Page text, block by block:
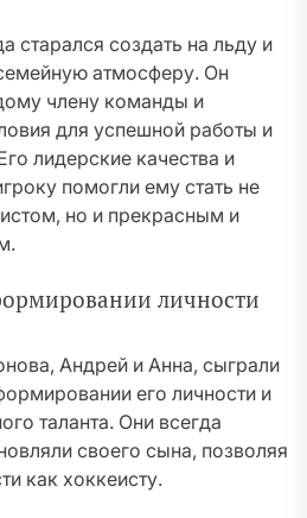
старался создать на льду и
атмосферу. Он
члену команды и
для успешной работы и
лидерские качества и
помогли ему стать не
но и прекрасным и
личности
Андрей и Анна, сыграли
его личности и
таланта. Они всегда
своего сына, позволяя
как хоккеисту.